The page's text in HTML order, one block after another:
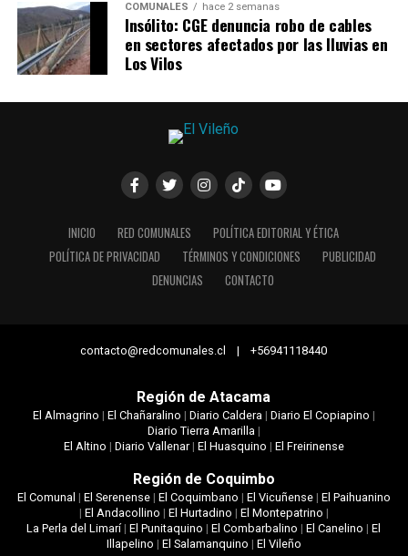
COMUNALES hace 2 semanas
Insólito: CGE denuncia robo de cables
en sectores afectados por las lluvias en
Los Vilos
INICIO RED COMUNALES
POLÍTICA EDITORIAL Y ÉTICA
POLÍTICA DE PRIVACIDAD
TÉRMINOS Y CONDICIONES
PUBLICIDAD
DENUNCIAS
CONTACTO
contacto@redcomunales.cl | +56941118440
Región de Atacama
El Almagrino | El Chañaralino | Diario Caldera| Diario El Copiapino |
Diario Tierra Amarilla|
El Altino | Diario Vallenar| El Huasquino | El Freirinense
Región de Coquimbo
El Comunal | El Serenense| El Coquimbano | El Vicuñense| El Paihuanino
| El Andacollino | El Hurtadino | El Montepatrino |
La Perla del Limarí|El Punitaquino |El Combarbalino |El Canelino |El
Illapelino | El Salamanquino | El Vileño